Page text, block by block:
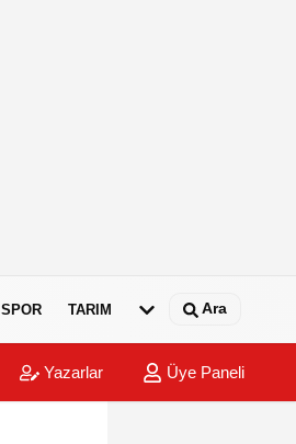
SPOR TARIM Ara
Yazarlar Üye Paneli